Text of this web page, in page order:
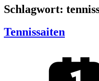
Schlagwort:
Tennissaiten